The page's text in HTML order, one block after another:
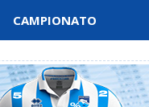
CAMPIONATO